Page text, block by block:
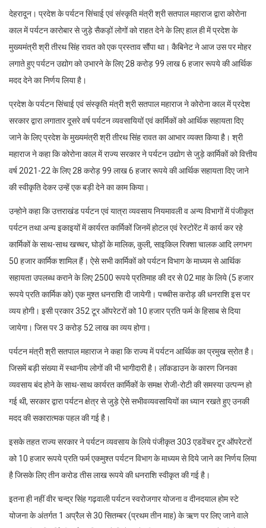
देहरादून। प्रदेश के पर्यटन सिंचाई एवं संस्कृति मंत्री श्री सतपाल महाराज द्वारा कोरोना
काल में पर्यटन कारोबार से जुड़े सैकड़ों लोगों को राहत देने के लिए हाल ही में प्रदेश के
मुख्यमंत्री श्री तीरथ सिंह रावत को एक प्रस्ताव सौंपा था। कैबिनेट ने आज उस पर मोहर
लगाते हुए पर्यटन उद्योग को उभारने के लिए 28 करोड़ 99 लाख 6 हजार रूपये की आर्थिक
मदद देने का निर्णय लिया है।
प्रदेश के पर्यटन सिंचाई एवं संस्कृति मंत्री श्री सतपाल महाराज ने कोरोना काल में प्रदेश
सरकार द्वारा लगातार दूसरे वर्ष पर्यटन व्यवसायियों एवं कार्मिकों को आर्थिक सहायता दिए
जाने के लिए प्रदेश के मुख्यमंत्री श्री तीरथ सिंह रावत का आभार व्यक्त किया है। श्री
महाराज ने कहा कि कोरोना काल में राज्य सरकार ने पर्यटन उद्योग से जुड़े कार्मिकों को वित्तीय
वर्ष 2021-22 के लिए 28 करोड़ 99 लाख 6 हजार रूपये की आर्थिक सहायता दिए जाने
की स्वीकृति देकर उन्हें एक बड़ी देने का काम किया।
उन्होने कहा कि उत्तराखंड पर्यटन एवं यात्रा व्यवसाय नियमावली व अन्य विभागों में पंजीकृत
पर्यटन तथा अन्य इकाइयों में कार्यरत कार्मिकों जिनमें होटल एवं रेस्टोरेंट में कार्य कर रहे
कार्मिकों के साथ-साथ खच्चर, घोड़ों के मालिक, कुली, साइकिल रिक्शा चालक आदि लगभग
50 हजार कार्मिक शामिल हैं। ऐसे सभी कार्मिकों को पर्यटन विभाग के माध्यम से आर्थिक
सहायता उपलब्ध कराने के लिए 2500 रूपये प्रतिमाह की दर से 02 माह के लिये (5 हजार
रूपये प्रति कार्मिक को) एक मुश्त धनराशि दी जायेगी। पच्चीस करोड़ की धनराशि इस पर
व्यय होगी। इसी प्रकार 352 टूर ऑपरेटरों को 10 हजार प्रति फर्म के हिसाब से दिया
जायेगा। जिस पर 3 करोड़ 52 लाख का व्यय होगा।
पर्यटन मंत्री श्री सतपाल महाराज ने कहा कि राज्य में पर्यटन आर्थिक का प्रमुख स्रोत है।
जिसमें बड़ी संख्या में स्थानीय लोगों की भी भागीदारी है। लॉकडाउन के कारण जिनका
व्यवसाय बंद होने के साथ-साथ कार्यरत कार्मिकों के समक्ष रोजी-रोटी की समस्या उत्पन्न हो
गई थी, सरकार द्वारा पर्यटन क्षेत्र से जुड़े ऐसे सभीवव्यवसायियों का ध्यान रखते हुए उनकी
मदद की सकारात्मक पहल की गई है।
इसके तहत राज्य सरकार ने पर्यटन व्यवसाय के लिये पंजीकृत 303 एडवेंचर टूर ऑपरेटरों
को 10 हजार रूपये प्रति फर्म एकमुश्त पर्यटन विभाग के माध्यम से दिये जाने का निर्णय लिया
है जिसके लिए तीन करोड तीस लाख रूपये की धनराशि स्वीकृत की गई है।
इतना ही नहीं वीर चन्द्र सिंह गढ़वाली पर्यटन स्वरोजगार योजना व दीनदयाल होम स्टे
योजना के अंतर्गत 1 अप्रैल से 30 सितम्बर (प्रथम तीन माह) के ऋण पर लिए जाने वाले